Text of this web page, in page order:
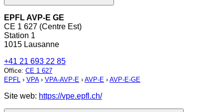
EPFL AVP-E GE
CE 1 627 (Centre Est)
Station 1
1015 Lausanne
+41 21 693 22 85
Office: CE 1 627
EPFL › VPA› VPA-AVP-E › AVP-E › AVP-E-GE
Site web: https://vpe.epfl.ch/